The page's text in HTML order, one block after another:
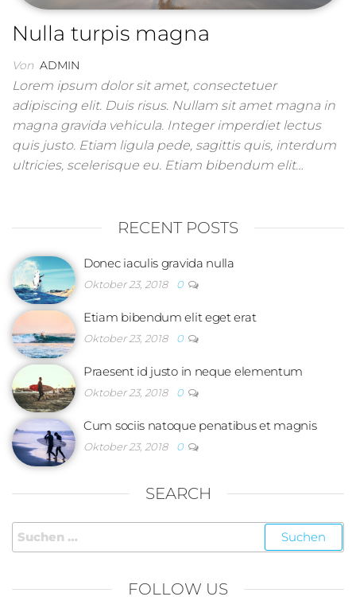
Nulla turpis magna
Von ADMIN
Lorem ipsum dolor sit amet, consectetuer
adipiscing elit. Duis risus. Nullam sit amet magna in
magna gravida vehicula. Integer imperdiet lectus
quis justo. Etiam ligula pede, sagittis quis, interdum
ultricies, scelerisque eu. Etiam bibendum elit…
RECENT POSTS
Donec iaculis gravida nulla
Oktober 23, 2018 0
Etiam bibendum elit eget erat
Oktober 23, 2018 0
Praesent id justo in neque elementum
Oktober 23, 2018 0
Cum sociis natoque penatibus et magnis
Oktober 23, 2018 0
SEARCH
FOLLOW US